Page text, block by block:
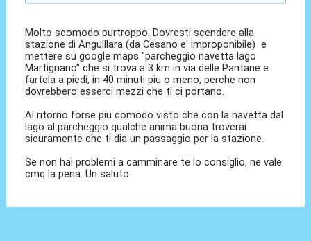
Molto scomodo purtroppo. Dovresti scendere alla
stazione di Anguillara (da Cesano e' improponibile) e
mettere su google maps "parcheggio navetta lago
Martignano" che si trova a 3 km in via delle Pantane e
fartela a piedi, in 40 minuti piu o meno, perche non
dovrebbero esserci mezzi che ti ci portano.
Al ritorno forse piu comodo visto che con la navetta dal
lago al parcheggio qualche anima buona troverai
sicuramente che ti dia un passaggio per la stazione.
Se non hai problemi a camminare te lo consiglio, ne vale
cmq la pena. Un saluto